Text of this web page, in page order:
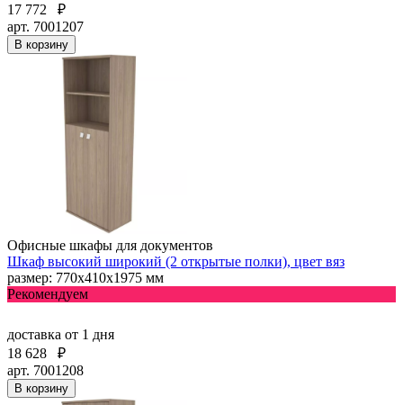
17 772
₽
арт. 7001207
В корзину
Офисные шкафы для документов
Шкаф высокий широкий (2 открытые полки), цвет вяз
размер: 770х410х1975 мм
Рекомендуем
доставка от 1 дня
18 628
₽
арт. 7001208
В корзину